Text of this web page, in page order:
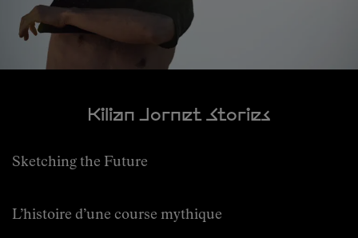
Kilian Jornet Stories
Sketching the Future
L’histoire d’une course mythique